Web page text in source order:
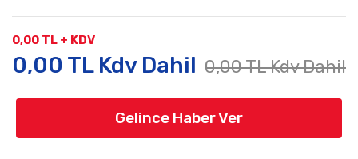
0,00 TL + KDV
0,00 TL Kdv Dahil 0,00 TL Kdv Dahil
Gelince Haber Ver